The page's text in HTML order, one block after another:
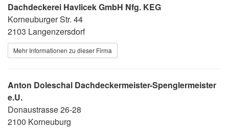
Dachdeckerei Havlicek GmbH Nfg. KEG
Korneuburger Str. 44
2103 Langenzersdorf
Mehr Informationen zu dieser Firma
Anton Doleschal Dachdeckermeister-Spenglermeister
e.U.
Donaustrasse 26-28
2100 Korneuburg